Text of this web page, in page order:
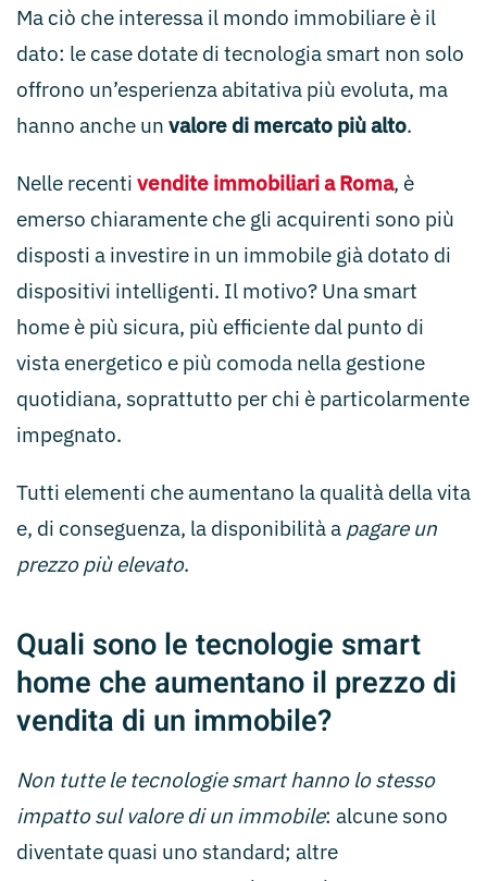
Ma ciò che interessa il mondo immobiliare è il
dato: le case dotate di tecnologia smart non solo
offrono un’esperienza abitativa più evoluta, ma
hanno anche un valore di mercato più alto.
Nelle recenti vendite immobiliari a Roma, è
emerso chiaramente che gli acquirenti sono più
disposti a investire in un immobile già dotato di
dispositivi intelligenti. Il motivo? Una smart
home è più sicura, più efficiente dal punto di
vista energetico e più comoda nella gestione
quotidiana, soprattutto per chi è particolarmente
impegnato.
Tutti elementi che aumentano la qualità della vita
e, di conseguenza, la disponibilità a pagare un
prezzo più elevato.
Quali sono le tecnologie smart
home che aumentano il prezzo di
vendita di un immobile?
Non tutte le tecnologie smart hanno lo stesso
impatto sul valore di un immobile: alcune sono
diventate quasi uno standard; altre